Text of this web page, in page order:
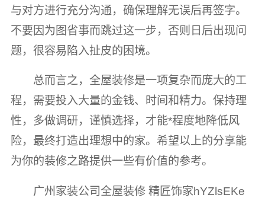
与对方进行充分沟通，确保理解无误后再签字。
不要因为图省事而跳过这一步，否则日后出现问
题，很容易陷入扯皮的困境。
总而言之，全屋装修是一项复杂而庞大的工
程，需要投入大量的金钱、时间和精力。保持理
性，多做调研，谨慎选择，才能*程度地降低风
险，最终打造出理想中的家。希望以上的分享能
为你的装修之路提供一些有价值的参考。
广州家装公司全屋装修 精匠饰家hYZlsEKe